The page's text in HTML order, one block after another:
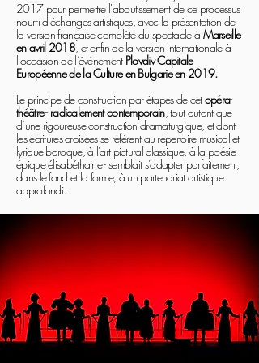
2017 pour permettre l'aboutissement de ce processus
nourri d'échanges artistiques, avec la présentation de
la version française complète du spectacle à Marseille
en avril 2018, et enfin de la version internationale à
l'occasion de l’événement Plovdiv Capitale
Européenne de la Culture en Bulgarie en 2019.
Le principe de construction par étapes de cetopéra-
théâtre - radicalement contemporain, tout autant que
d’une rigoureuse construction dramaturgique, et dont
les écritures croisées se réfèrent au répertoire musical et
lyrique baroque, à l'art pictural classique, à la poésie
épique élisabéthaine - semblait s’adapter parfaitement,
dans le fond et la forme, à un partenariat artistique
approfondi.